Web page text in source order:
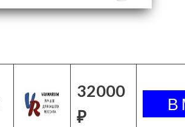
32000
₽